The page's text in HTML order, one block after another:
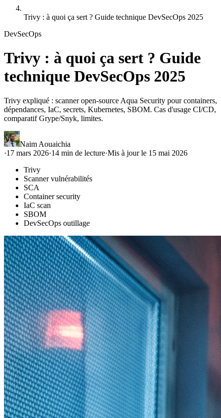
Trivy : à quoi ça sert ? Guide technique DevSecOps 2025
DevSecOps
Trivy : à quoi ça sert ? Guide
technique DevSecOps 2025
Trivy expliqué : scanner open-source Aqua Security pour containers,
dépendances, IaC, secrets, Kubernetes, SBOM. Cas d'usage CI/CD,
comparatif Grype/Snyk, limites.
Naim Aouaichia
·17 mars 2026·14 min de lecture·Mis à jour le 15 mai 2026
Trivy
Scanner vulnérabilités
SCA
Container security
IaC scan
SBOM
DevSecOps outillage